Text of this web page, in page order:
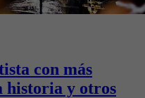
con más
historia y otros